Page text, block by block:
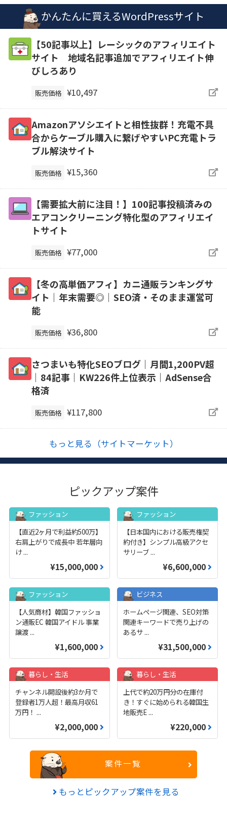
かんたんに買えるWordPressサイト
【50記事以上】レーシックのアフィリエイト
サイト 地域名記事追加でアフィリエイト伸
びしろあり
販売価格 ¥10,497
Amazonアソシエイトと相性抜群！充電不具
合からケーブル購入に繋げやすいPC充電トラ
ブル解決サイト
販売価格 ¥15,360
【需要拡大前に注目！】100記事投稿済みの
エアコンクリーニング特化型のアフィリエイ
トサイト
販売価格 ¥77,000
【冬の高単価アフィ】カニ通販ランキングサ
イト｜年末需要◎｜SEO済・そのまま運営可
能
販売価格 ¥36,800
さつまいも特化SEOブログ｜月間1,200PV超
｜84記事｜KW226件上位表示｜AdSense合
格済
販売価格 ¥117,800
もっと見る（サイトマーケット）
ピックアップ案件
ファッション
【直近2ヶ月で利益約500万】
右肩上がりで成長中 若年層向
け...
¥15,000,000
ファッション
【日本国内における販売権契
約付き】シンプル高級アクセ
サリーブ ...
¥6,600,000
ファッション
【人気商材】韓国ファッショ
ン通販EC 韓国アイドル 事業
譲渡 ...
¥1,600,000
ビジネス
ホームページ関連、SEO対策
関連キーワードで売り上げの
あるサ ...
¥31,500,000
暮らし・生活
チャンネル開設後約3か月で
登録者1万人超！最高月収61
万円！ ...
¥2,000,000
暮らし・生活
上代で約20万円分の在庫付
き！すぐに始められる韓国生
地販売E ...
¥220,000
案件一覧
もっとピックアップ案件を見る